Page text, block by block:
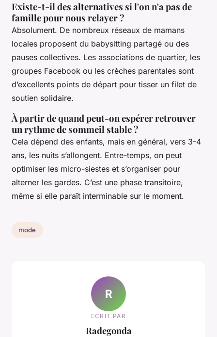
Existe-t-il des alternatives si l'on n'a pas de
famille pour nous relayer ?
Absolument. De nombreux réseaux de mamans
locales proposent du babysitting partagé ou des
pauses collectives. Les associations de quartier, les
groupes Facebook ou les crèches parentales sont
d’excellents points de départ pour tisser un filet de
soutien solidaire.
À partir de quand peut-on espérer retrouver
un rythme de sommeil stable ?
Cela dépend des enfants, mais en général, vers 3-4
ans, les nuits s’allongent. Entre-temps, on peut
optimiser les micro-siestes et s’organiser pour
alterner les gardes. C’est une phase transitoire,
même si elle paraît interminable sur le moment.
mode
R
ECRIT PAR
Radegonda